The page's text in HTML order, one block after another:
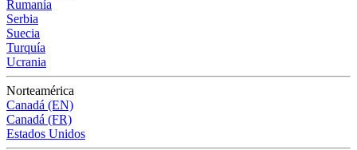
Rumanía
Serbia
Suecia
Turquía
Ucrania
Norteamérica
Canadá (EN)
Canadá (FR)
Estados Unidos